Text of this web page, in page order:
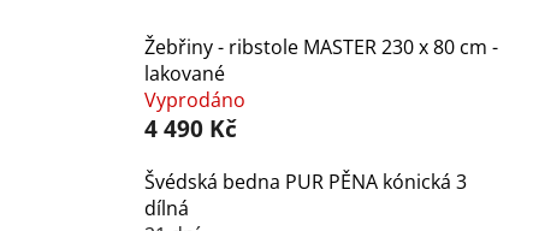
Žebřiny - ribstole MASTER 230 x 80 cm -
lakované
Vyprodáno
4 490 Kč
Švédská bedna PUR PĚNA kónická 3
dílná